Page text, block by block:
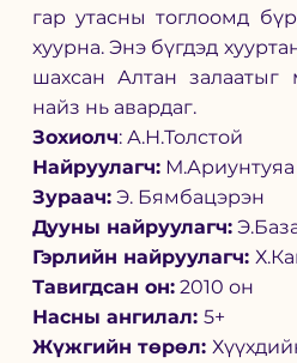
гар утасны тоглоомд
хуурна. Энэ бүгдэд
шахсан Алтан залаатыг
найз нь авардаг.
Зохиолч: А.Н.Толстой
Найруулагч: М.Ариунтуяа
Зураач: Э. Бямбацэрэн
Дууны найруулагч:
Гэрлийн найруулагч:
Тавигдсан он: 2010 он
Насны ангилал: 5+
Жүжгийн төрөл: